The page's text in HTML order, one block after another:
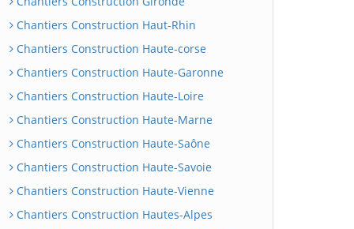
Chantiers Construction Haut-Rhin
Chantiers Construction Haute-corse
Chantiers Construction Haute-Garonne
Chantiers Construction Haute-Loire
Chantiers Construction Haute-Marne
Chantiers Construction Haute-Saône
Chantiers Construction Haute-Savoie
Chantiers Construction Haute-Vienne
Chantiers Construction Hautes-Alpes